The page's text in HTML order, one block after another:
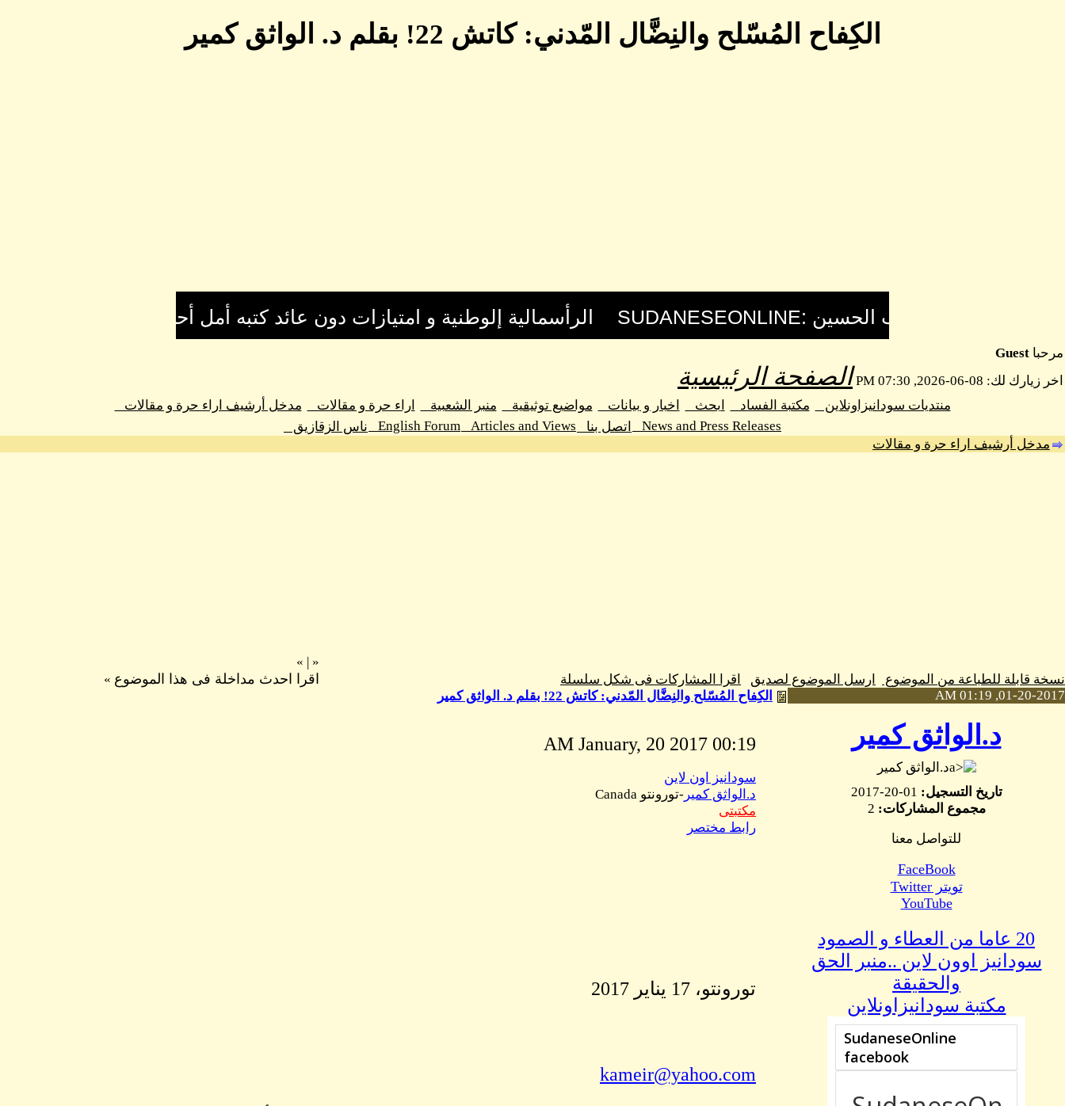
الكِفاح المُسّلح والنِضَّال المّدني: كاتش 22! بقلم د. الواثق كمير
مرحبا Guest
اخر زيارك لك: 08-06-2026, 07:30 PM
الصفحة الرئيسية
منتديات سودانيزاونلاين مكتبة الفساد ابحث اخبار و بيانات مواضيع توثيقية منبر الشعبية اراء حرة و مقالات
مدخل أرشيف اراء حرة و مقالات
News and Press Releases
اتصل بنا Articles and Views
English Forum
ناس الزقازيق
مدخل أرشيف اراء حرة و مقالات
نسخة قابلة للطباعة من الموضوع ارسل الموضوع لصديق اقرا المشاركات فى شكل سلسلة
«
|
»
اقرا احدث مداخلة فى هذا الموضوع »
01-20-2017, 01:19 AM
د.الواثق كمير
د.الواثق كمير
تاريخ التسجيل:
مجموع المشاركات:
للتواصل معنا
FaceBook
تويتر Twitter
YouTube
20 عاما من العطاء و الصمود
سودانيز اوون لاين ..منبر الحق
والحقيقة
مكتبة سودانيزاونلاين
الكِفاح المُسّلح والنِضَّال المّدني: كاتش 22! بقلم د. الواثق كمير
00:19 AM January, 20 2017
سودانيز اون لاين
د.الواثق كمير -تورونتو Canada
مكتبتى
رابط مختصر
تورونتو، 17 يناير 2017
kameir@yahoo.com